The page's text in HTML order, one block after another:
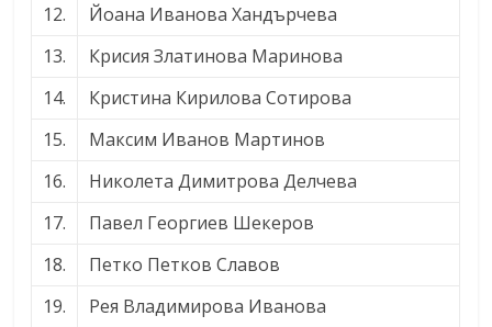
12.
Йоана Иванова Хандърчева
13.
Крисия Златинова Маринова
14.
Кристина Кирилова Сотирова
15.
Максим Иванов Мартинов
16.
Николета Димитрова Делчева
17.
Павел Георгиев Шекеров
18.
Петко Петков Славов
19.
Рея Владимирова Иванова